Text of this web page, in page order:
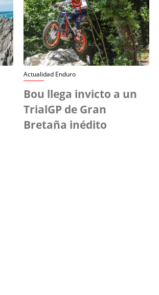
Actualidad Enduro
Bou llega invicto a un
TrialGP de Gran
Bretaña inédito